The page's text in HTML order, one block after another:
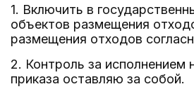
1. Включить в
объектов размещения
размещения отходов
2. Контроль за исполнением
приказа оставляю за собой.